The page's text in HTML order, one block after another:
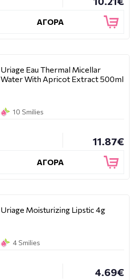
ΑΓΟΡΑ
Uriage Eau Thermal Micellar
Water With Apricot Extract 500ml
10 Smilies
11.87€
ΑΓΟΡΑ
Uriage Moisturizing Lipstic 4g
4 Smilies
4.69€